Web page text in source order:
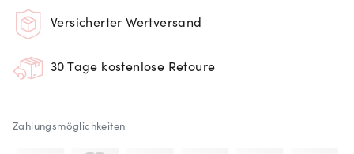
Versicherter Wertversand
30 Tage kostenlose Retoure
Zahlungsmöglichkeiten